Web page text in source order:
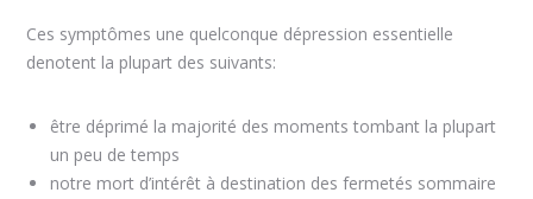
Ces symptômes une quelconque dépression essentielle
denotent la plupart des suivants:
être déprimé la majorité des moments tombant la plupart
un peu de temps
notre mort d’intérêt à destination des fermetés sommaire